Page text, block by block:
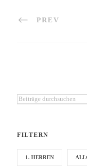
PREV
Du suchst etwas
FILTERN
1. HERREN